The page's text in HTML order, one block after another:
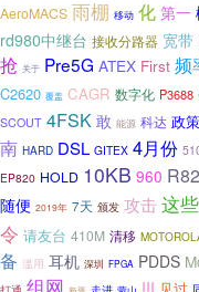
AeroMACS 雨棚 移动 化 第一
rd980中继台 接收分路器 宽带
抢 关于 Pre5G ATEX First 频
C2620 覆盖 CAGR 数字化 P3688
SCOUT 4FSK敢 能源 科达 政策
南 HARD DSL GITEX 4月份
EP820 HOLD 10KB 960
随便 2019年 7天 颁发 攻击这些
令 请友台 410M 清移
备 滥用 耳机 深圳 FPGA PDDS
组网 III